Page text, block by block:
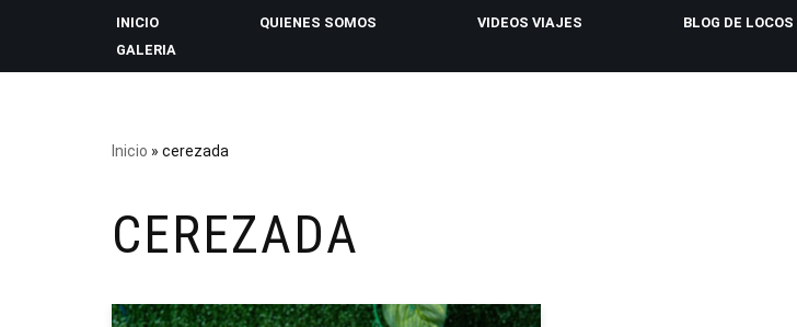
INICIO QUIENES SOMOS VIDEOS VIAJES BLOG DE LOCOS
GALERIA
Inicio » cerezada
CEREZADA